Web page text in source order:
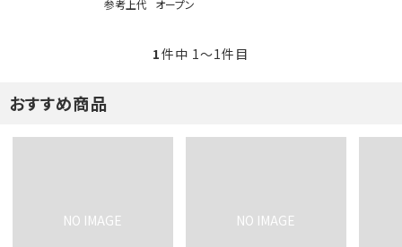
参考上代
オープン
1件中 1〜1件目
おすすめ商品